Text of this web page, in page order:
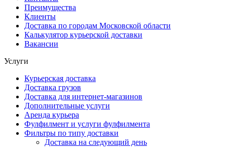
Преимущества
Клиенты
Доставка по городам Московской области
Калькулятор курьерской доставки
Вакансии
Услуги
Курьерская доставка
Доставка грузов
Доставка для интернет-магазинов
Дополнительные услуги
Аренда курьера
Фулфилмент и услуги фулфилмента
Фильтры по типу доставки
Доставка на следующий день